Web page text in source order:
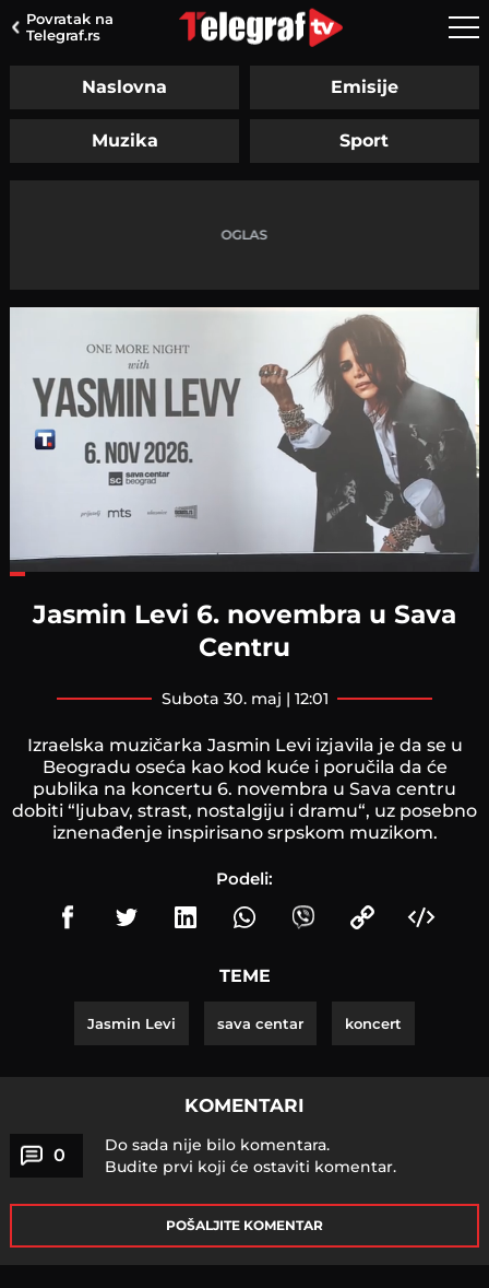
Povratak na
Telegraf.rs
Naslovna Emisije
Muzika Sport
Jasmin Levi 6. novembra u Sava
Centru
subota 30. maj | 12:01
Izraelska muzičarka Jasmin Levi izjavila je da se u
Beogradu oseća kao kod kuće i poručila da će
publika na koncertu 6. novembra u Sava centru
dobiti “ljubav, strast, nostalgiju i dramu“, uz posebno
iznenađenje inspirisano srpskom muzikom.
Podeli:
TEME
Jasmin Levi sava centar koncert
KOMENTARI
0
Do sada nije bilo komentara.
Budite prvi koji će ostaviti komentar.
POŠALJITE KOMENTAR